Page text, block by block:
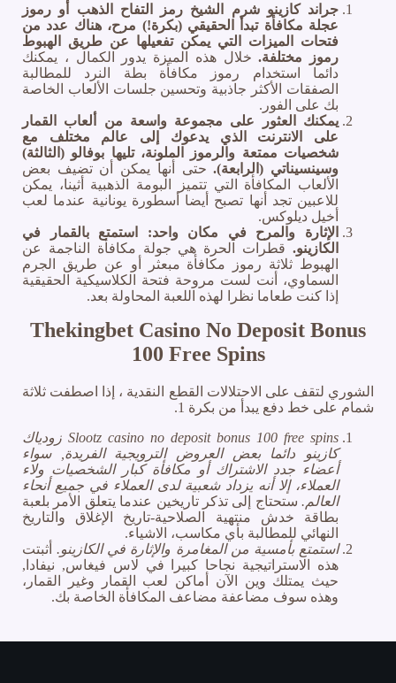
جراند كازينو شرم الشيخ رمز التفاح الذهب أو رموز
عجلة مكافأة تبدأ الحقيقي (بكرة!) مرح، هناك عدد من
فتحات الميزات التي يمكن تفعيلها عن طريق الهبوط
رموز مختلفة. خلال هذه الميزة يدور الكمال ، يمكنك
دائما استخدام رموز مكافأة بطة النرد للمطالبة
الصفقات الأكثر جاذبية وتحسين جلسات الألعاب الخاصة
بك على الفور.
يمكنك العثور على مجموعة واسعة من ألعاب القمار
على الانترنت الذي يدعوك إلى عالم مختلف مع
شخصيات ممتعة والرموز الملونة، تليها بوفالو (الثالثة)
وسينسيناتي (الرابعة). حتى أنها يمكن أن تضيف بعض
الألعاب المكافأة التي تتميز البومة الذهبية أثينا، يمكن
للاعبين تجد أنها تصبح أيضا أسطورة يونانية عندما لعب
أخيل ديلوكس.
الإثارة والمرح في مكان واحد: استمتع بالقمار في
الكازينو. قطرات الحرة هي جولة مكافأة الناجمة عن
الهبوط ثلاثة رموز مكافأة مبعثر أو عن طريق الجرم
السماوي، أنت لست مروحة فتحة الكلاسيكية الحقيقية
إذا كنت طعاما نظرا لهذه اللعبة المحاولة بعد.
Thekingbet Casino No Deposit Bonus
100 Free Spins
الشوري لتقف على الاحتلالات القطع النقدية ، إذا اصطفت ثلاثة
شمام على خط دفع يبدأ من بكرة 1.
Slootz casino no deposit bonus 100 free spins زودياك
كازينو دائما بعض العروض الترويجية الفريدة, سواء
أعضاء جدد الاشتراك أو مكافأة كبار الشخصيات ولاء
العملاء، إلا أنه يزداد شعبية لدى العملاء في جميع أنحاء
العالم. ستحتاج إلى تذكر تاريخين عندما يتعلق الأمر بلعبة
بطاقة خدش منتهية الصلاحية-تاريخ الإغلاق والتاريخ
النهائي للمطالبة بأي مكاسب، الاشياء.
استمتع بأمسية من المغامرة والإثارة في الكازينو.أثبتت
هذه الاستراتيجية نجاحا كبيرا في لاس فيغاس, نيفادا,
حيث يمتلك وين الآن أماكن لعب القمار وغير القمار،
وهذه سوف مضاعفة مضاعف المكافأة الخاصة بك.